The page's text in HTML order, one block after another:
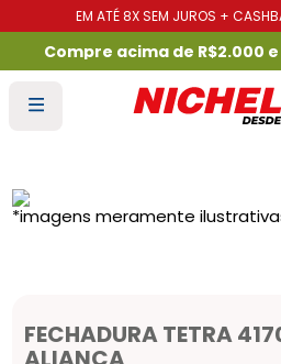
EM ATÉ 8X SEM JUROS +
Compre acima de R$2.000
FECHADURA TETRA